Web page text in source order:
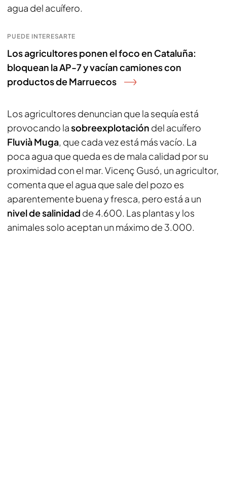
agua del acuífero.
PUEDE INTERESARTE
Los agricultores ponen el foco en Cataluña:
bloquean la AP-7 y vacían camiones con
productos de Marruecos
Los agricultores denuncian que la sequía está
provocando lasobreexplotación del acuífero
Fluvià Muga, que cada vez está más vacío. La
poca agua que queda es de mala calidad por su
proximidad con el mar. Vicenç Gusó, un agricultor,
comenta que el agua que sale del pozo es
aparentemente buena y fresca, pero está a un
nivel de salinidad de 4.600. Las plantas y los
animales solo aceptan un máximo de 3.000.